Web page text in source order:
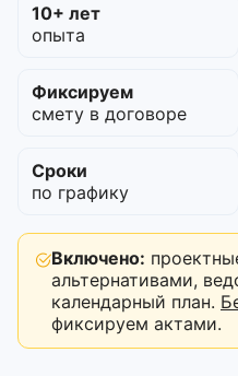
10+ лет
опыта
Фиксируем
смету в договоре
Сроки
по графику
Включено:
альтернативами,
календарный план.
фиксируем актами.